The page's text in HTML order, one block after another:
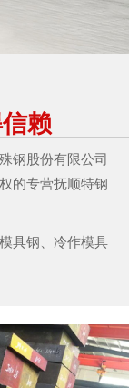
赖
钢股份有限公司
的专营抚顺特钢
具钢、冷作模具